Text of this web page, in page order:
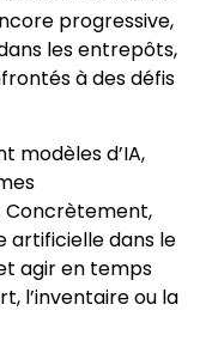
progressive,
les entrepôts,
à des défis
modèles d’IA,
Concrètement,
artificielle dans le
agir en temps
l’inventaire ou la